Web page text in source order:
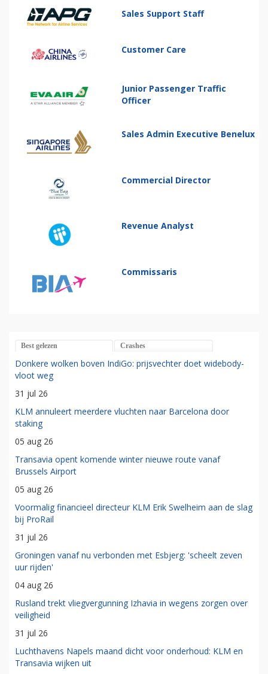
Sales Support Staff
Customer Care
Junior Passenger Traffic
Officer
Sales Admin Executive Benelux
Commercial Director
Revenue Analyst
Commissaris
Best gelezen Crashes
Donkere wolken boven IndiGo: prijsvechter doet widebody-
vloot weg
31 jul 26
KLM annuleert meerdere vluchten naar Barcelona door
staking
05 aug 26
Transavia opent komende winter nieuwe route vanaf
Brussels Airport
05 aug 26
Voormalig financieel directeur KLM Erik Swelheim aan de slag
bij ProRail
31 jul 26
Groningen vanaf nu verbonden met Esbjerg: 'scheelt zeven
uur rijden'
04 aug 26
Rusland trekt vliegvergunning Izhavia in wegens zorgen over
veiligheid
31 jul 26
Luchthavens Napels maand dicht voor onderhoud: KLM en
Transavia wijken uit